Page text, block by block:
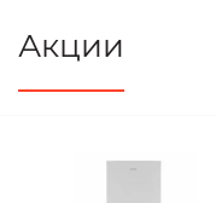
Акции